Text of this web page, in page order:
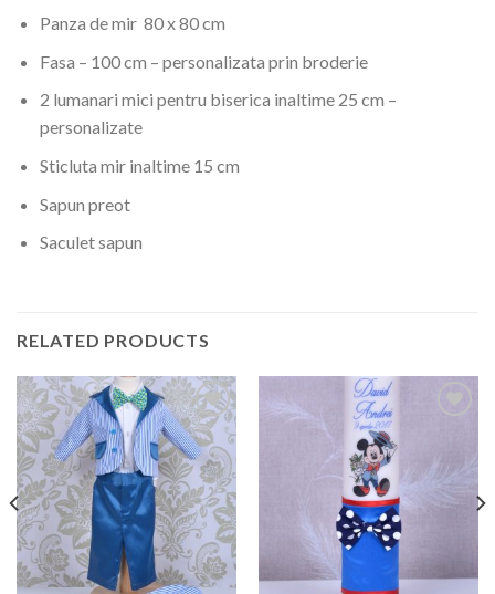
Panza de mir 80 x 80 cm
Fasa – 100 cm – personalizata prin broderie
2 lumanari mici pentru biserica inaltime 25 cm –
personalizate
Sticluta mir inaltime 15 cm
Sapun preot
Saculet sapun
RELATED PRODUCTS
Add to
wishlist